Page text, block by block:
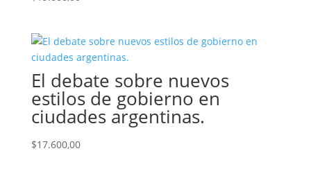
El debate sobre nuevos
estilos de gobierno en
ciudades argentinas.
$17.600,00